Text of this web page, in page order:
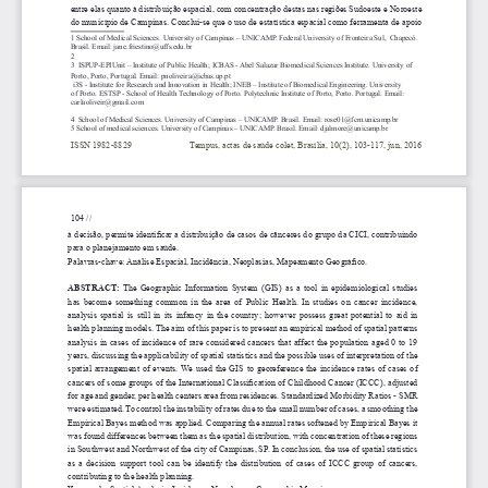
entre elas quanto à distribuição espacial, com concentração destas nas regiões Sudoeste e Noroeste
do município de Campinas. Conclui-se que o uso de estatística espacial como ferramenta de apoio
1 School of Medical Sciences. University of Campinas – UNICAMP. Federal University of Fronteira Sul,  Chapecó.
Brasil. Email: jane.friestino@uffs.edu.br
2
3  ISPUP-EPIUnit – Institute of Public Health; ICBAS - Abel Salazar Biomedical Sciences Institute. University of
Porto, Porto, Portugal. Email: pnoliveira@icbas.up.pt
i3S - Institute for Research and Innovation in Health; INEB – Institute of Biomedical Engineering. University
of Porto. ESTSP - School of Health Technology of Porto. Polytechnic Institute of Porto, Porto. Portugal. Email:
carlaoliveir@gmail.com
4  School of Medical Sciences. University of Campinas – UNICAMP. Brasil. Email: rose01@fcm.unicamp.br
5 School of medical sciences. University of Campinas – UNICAMP. Brasil. Email: djalmore@unicamp.br
ISSN 1982-8829 Tempus, actas de saúde colet, Brasília, 10(2), 103-117, jun, 2016
  104 //
à decisão, permite identificar a distribuição de casos de cânceres do grupo da CICI, contribuindo
para o planejamento em saúde.
Palavras-chave: Análise Espacial, Incidência, Neoplasias, Mapeamento Geográfico.
ABSTRACT: The Geographic Information System (GIS) as a tool in epidemiological studies
has  become  something  common  in  the  area  of  Public  Health.  In  studies  on  cancer  incidence,
analysis  spatial  is  still  in  its  infancy  in  the  country;  however  possess  great  potential  to  aid  in
health planning models. The aim of this paper is to present an empirical method of spatial patterns
analysis in cases of incidence of rare considered cancers that affect the population aged 0 to 19
years, discussing the applicability of spatial statistics and the possible uses of interpretation of the
spatial  arrangement  of  events.  We  used  the  GIS  to  georeference  the  incidence  rates  of  cases  of
cancers of some groups of the International Classification of Childhood Cancer (ICCC), adjusted
for age and gender, per health centers area from residences. Standardized Morbidity Ratios - SMR
were estimated. To control the instability of rates due to the small number of cases, a smoothing the
Empirical Bayes method was applied. Comparing the annual rates softened by Empirical Bayes it
was found differences between them as the spatial distribution, with concentration of these regions
in Southwest and Northwest of the city of Campinas, SP. In conclusion, the use of spatial statistics
as  a  decision  support  tool  can  be  identify  the  distribution  of  cases  of  ICCC  group  of  cancers,
contributing to the health planning.